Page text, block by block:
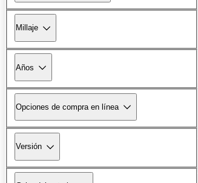
Millaje
Años
Opciones de compra en línea
Versión